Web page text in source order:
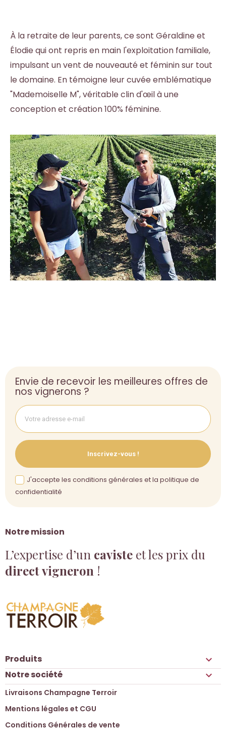
À la retraite de leur parents, ce sont Géraldine et
Élodie qui ont repris en main l'exploitation familiale,
impulsant un vent de nouveauté et féminin sur tout
le domaine. En témoigne leur cuvée emblématique
"Mademoiselle M", véritable clin d'œil à une
conception et création 100% féminine.
Notre mission
L’expertise d’un caviste et les prix du
direct vigneron !
Envie de recevoir les meilleures offres de
nos vignerons ?
Inscrivez-vous !
J'accepte les conditions générales et la politique de
confidentialité
Produits 
Notre société 
Livraisons Champagne Terroir
Mentions légales et CGU
Conditions Générales de vente